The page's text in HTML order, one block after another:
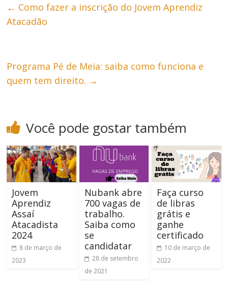
← Como fazer a inscrição do Jovem Aprendiz
Atacadão
Programa Pé de Meia: saiba como funciona e
quem tem direito. →
Você pode gostar também
Jovem
Aprendiz
Assaí
Atacadista
2024
8 de março de
2023
Nubank abre
700 vagas de
trabalho.
Saiba como
se
candidatar
28 de setembro
de 2021
Faça curso
de libras
grátis e
ganhe
certificado
10 de março de
2022